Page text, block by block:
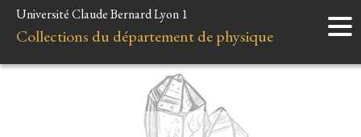
Accueil
Instruments
Université Claude Bernard Lyon 1
Collections du département de physique